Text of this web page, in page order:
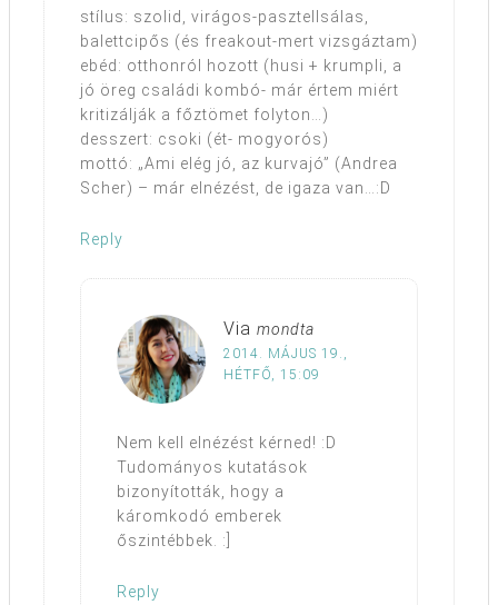
stílus: szolid, virágos-pasztellsálas,
balettcipős (és freakout-mert vizsgáztam)
ebéd: otthonról hozott (husi + krumpli, a
jó öreg családi kombó- már értem miért
kritizálják a főztömet folyton…)
desszert: csoki (ét- mogyorós)
mottó: „Ami elég jó, az kurvajó” (Andrea
Scher) – már elnézést, de igaza van…:D
Reply
Via mondta
2014. MÁJUS 19.,
HÉTFŐ, 15:09
Nem kell elnézést kérned! :D
Tudományos kutatások
bizonyították, hogy a
káromkodó emberek
őszintébbek. :]
Reply